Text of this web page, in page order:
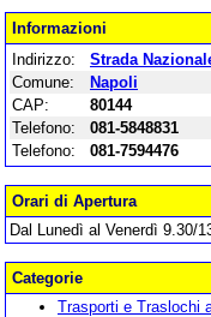
Informazioni
Indirizzo:
Strada
Comune:
Napoli
CAP:
80144
Telefono:
081-5848831
Telefono:
081-7594476
Orari di Apertura
Dal Lunedì al Venerdì 9.30/
Categorie
Trasporti e Traslochi